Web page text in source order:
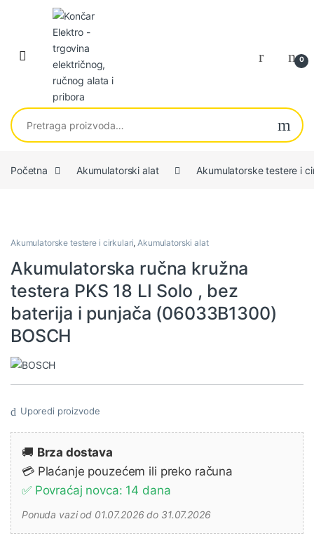
Skip to navigation
Skip to content
0
Pretraga za:
Početna Akumulatorski alat Akumulatorske testere i
Akumulatorske testere i cirkulari,Akumulatorski alat
Akumulatorska ručna kružna
testera PKS 18 LI Solo , bez
baterija i punjača (06033B1300)
BOSCH
Uporedi proizvode
🚚 Brza dostava
💳 Plaćanje pouzećem ili preko računa
✅ Povraćaj novca: 14 dana
Ponuda vazi od 01.07.2026 do 31.07.2026